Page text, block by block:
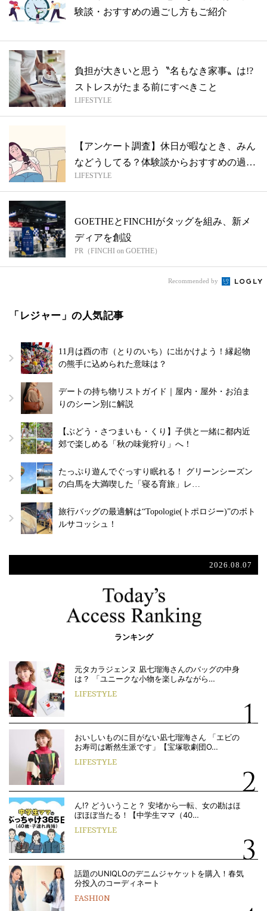
験談・おすすめの過ごし方もご紹介
負担が大きいと思う〝名もなき家事〟は!?
ストレスがたまる前にすべきこと
LIFESTYLE
【アンケート調査】休日が暇なとき、みん
などうしてる？体験談からおすすめの過ご
し方...
LIFESTYLE
GOETHEとFINCHIがタッグを組み、新メ
ディアを創設
PR（FINCHI on GOETHE）
Recommended by
「レジャー」の人気記事
11月は酉の市（とりのいち）に出かけよう！縁起物
の熊手に込められた意味は？
デートの持ち物リストガイド｜屋内・屋外・お泊ま
りのシーン別に解説
【ぶどう・さつまいも・くり】子供と一緒に都内近
郊で楽しめる「秋の味覚狩り」へ！
たっぷり遊んでぐっすり眠れる！ グリーンシーズン
の白馬を大満喫した「寝る育旅」レ…
旅行バッグの最適解は“Topologie(トポロジー)”のボト
ルサコッシュ！
2026.08.07
ランキング
元タカラジェンヌ 凪七瑠海さんのバッグの中身
は？ 「ユニークな小物を楽しみながら…
LIFESTYLE
おいしいものに目がない凪七瑠海さん 「エビの
お寿司は断然生派です」【宝塚歌劇団O…
LIFESTYLE
ん!? どういうこと？ 安堵から一転、女の勘はほ
ぼほぼ当たる！【中学生ママ（40…
LIFESTYLE
話題のUNIQLOのデニムジャケットを購入！春気
分投入のコーディネート
FASHION